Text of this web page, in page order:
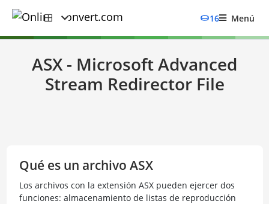
16 Menú
ASX - Microsoft Advanced
Stream Redirector File
Qué es un archivo ASX
Los archivos con la extensión ASX pueden ejercer dos
funciones: almacenamiento de listas de reproducción